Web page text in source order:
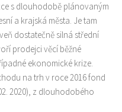
s dlouhodobě plánovaným
a krajská města. Je tam
dostatečně silná střední
prodejci věcí běžné
ekonomické krize.
na trh v roce 2016 fond
2020), z dlouhodobého